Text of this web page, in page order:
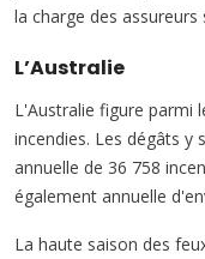
la charge des assureurs
L’Australie
L'Australie figure parmi
incendies. Les dégâts y
annuelle de 36 758
également annuelle
La haute saison des